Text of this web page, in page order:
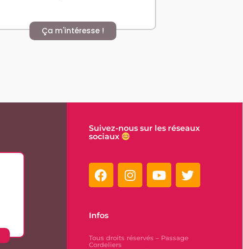
Ça m'intéresse !
Suivez-nous sur les réseaux
sociaux
Infos
Tous droits réservés – Passage
Cordeliers